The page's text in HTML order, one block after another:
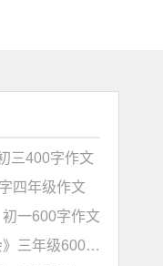
三400字作文
四年级作文
初一600字作文
《新年联欢会》三年级600字优秀作文